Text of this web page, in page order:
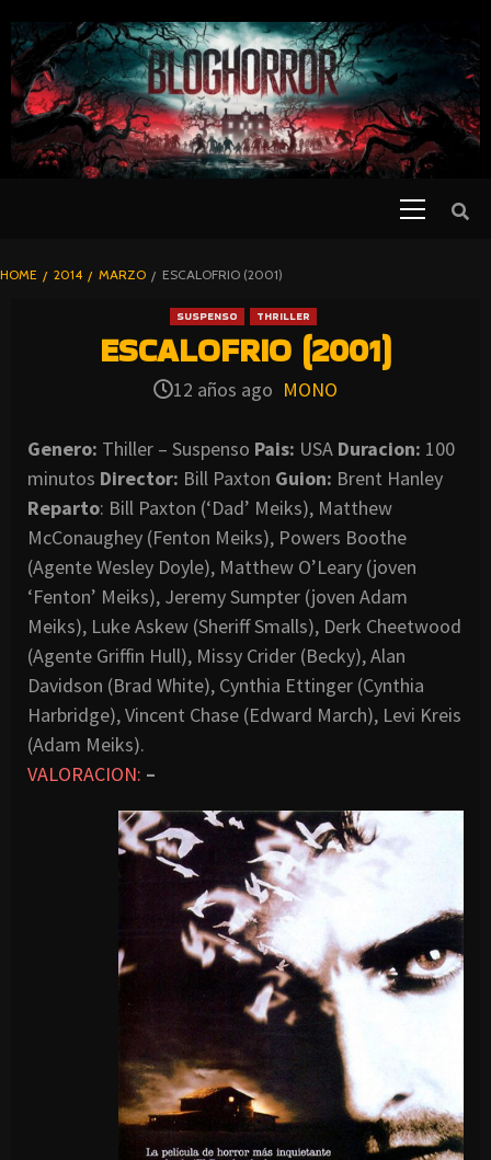
TO
CONTENT
BLOGHORROR
HOME 2014 MARZO ESCALOFRIO (2001)
SUSPENSO THRILLER
ESCALOFRIO (2001)
12 años ago MONO
Genero: Thiller – Suspenso Pais: USA Duracion: 100
minutos Director: Bill Paxton Guion: Brent Hanley
Reparto: Bill Paxton (‘Dad’ Meiks), Matthew
McConaughey (Fenton Meiks), Powers Boothe
(Agente Wesley Doyle), Matthew O’Leary (joven
‘Fenton’ Meiks), Jeremy Sumpter (joven Adam
Meiks), Luke Askew (Sheriff Smalls), Derk Cheetwood
(Agente Griffin Hull), Missy Crider (Becky), Alan
Davidson (Brad White), Cynthia Ettinger (Cynthia
Harbridge), Vincent Chase (Edward March), Levi Kreis
(Adam Meiks).
VALORACION: –